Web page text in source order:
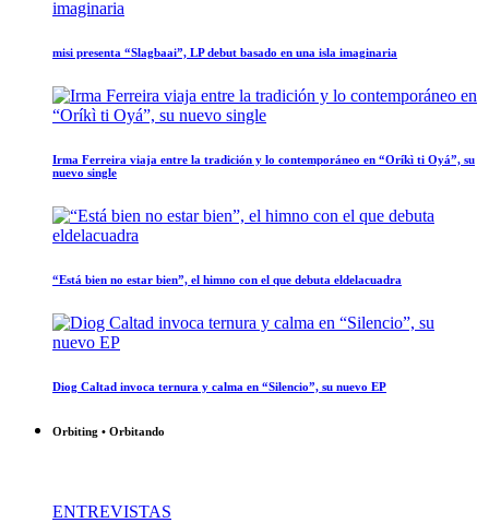
misi presenta “Slagbaai”, LP debut basado en una isla imaginaria
Irma Ferreira viaja entre la tradición y lo contemporáneo en “Oríkì ti Oyá”, su
nuevo single
“Está bien no estar bien”, el himno con el que debuta eldelacuadra
Diog Caltad invoca ternura y calma en “Silencio”, su nuevo EP
Orbiting • Orbitando
ENTREVISTAS